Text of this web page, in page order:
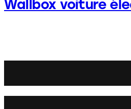
Wallbox voiture